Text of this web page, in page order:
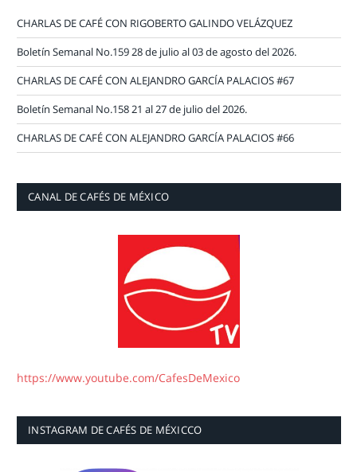
CHARLAS DE CAFÉ CON RIGOBERTO GALINDO VELÁZQUEZ
Boletín Semanal No.159 28 de julio al 03 de agosto del 2026.
CHARLAS DE CAFÉ CON ALEJANDRO GARCÍA PALACIOS #67
Boletín Semanal No.158 21 al 27 de julio del 2026.
CHARLAS DE CAFÉ CON ALEJANDRO GARCÍA PALACIOS #66
CANAL DE CAFÉS DE MÉXICO
https://www.youtube.com/CafesDeMexico
INSTAGRAM DE CAFÉS DE MÉXICCO